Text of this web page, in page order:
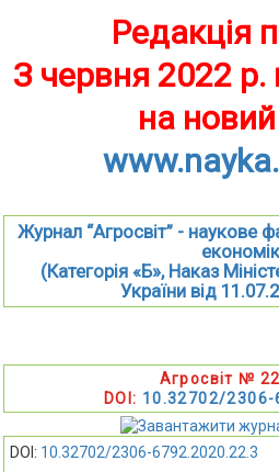
Редакція
З червня 2022
на
Журнал “Агросвіт” - наукове
(Категорія «Б», Наказ
України від
Агросвіт №
DOI: 10.32702/2306-
DOI: 10.32702/2306-6792.2020.22.3